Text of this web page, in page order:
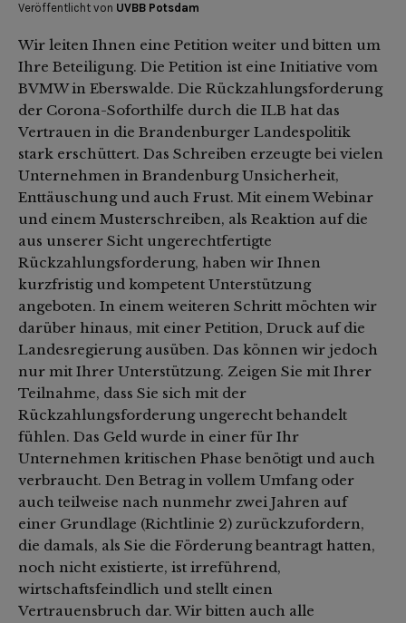
Veröffentlicht von UVBB Potsdam
Wir leiten Ihnen eine Petition weiter und bitten um
Ihre Beteiligung. Die Petition ist eine Initiative vom
BVMW in Eberswalde. Die Rückzahlungsforderung
der Corona-Soforthilfe durch die ILB hat das
Vertrauen in die Brandenburger Landespolitik
stark erschüttert. Das Schreiben erzeugte bei vielen
Unternehmen in Brandenburg Unsicherheit,
Enttäuschung und auch Frust. Mit einem Webinar
und einem Musterschreiben, als Reaktion auf die
aus unserer Sicht ungerechtfertigte
Rückzahlungsforderung, haben wir Ihnen
kurzfristig und kompetent Unterstützung
angeboten. In einem weiteren Schritt möchten wir
darüber hinaus, mit einer Petition, Druck auf die
Landesregierung ausüben. Das können wir jedoch
nur mit Ihrer Unterstützung. Zeigen Sie mit Ihrer
Teilnahme, dass Sie sich mit der
Rückzahlungsforderung ungerecht behandelt
fühlen. Das Geld wurde in einer für Ihr
Unternehmen kritischen Phase benötigt und auch
verbraucht. Den Betrag in vollem Umfang oder
auch teilweise nach nunmehr zwei Jahren auf
einer Grundlage (Richtlinie 2) zurückzufordern,
die damals, als Sie die Förderung beantragt hatten,
noch nicht existierte, ist irreführend,
wirtschaftsfeindlich und stellt einen
Vertrauensbruch dar. Wir bitten auch alle